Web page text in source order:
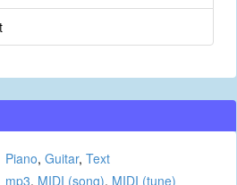
Piano, Guitar, Text
mp3, MIDI (song), MIDI (tune)